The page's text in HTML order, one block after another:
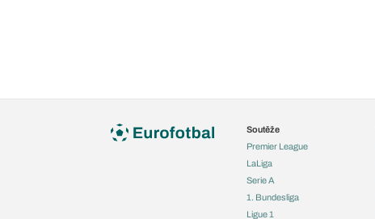
Soutěže
Premier League
LaLiga
Serie A
1. Bundesliga
Ligue 1